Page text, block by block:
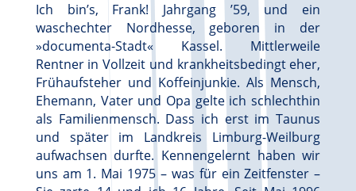
Ich bin’s, Frank! Jahrgang ’59, und ein
waschechter Nordhesse, geboren in der
»documenta-Stadt« Kassel. Mittlerweile
Rentner in Vollzeit und krankheitsbedingt eher,
Frühaufsteher und Koffeinjunkie. Als Mensch,
Ehemann, Vater und Opa gelte ich schlechthin
als Familienmensch. Dass ich erst im Taunus
und später im Landkreis Limburg-Weilburg
aufwachsen durfte. Kennengelernt haben wir
uns am 1. Mai 1975 – was für ein Zeitfenster –